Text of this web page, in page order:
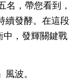
名，帶您看到，
續發酵。在這段
中，發輝關鍵戰
波。